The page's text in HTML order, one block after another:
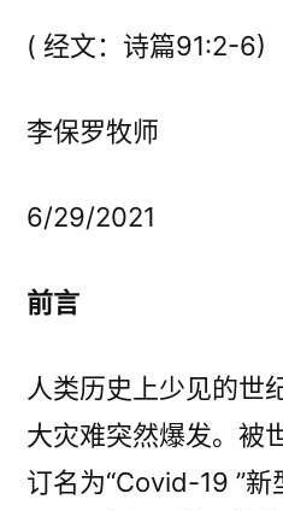
( 经文：诗篇91:2-6)
李保罗牧师
6/29/2021
前言
人类历史上少见的世
大灾难突然爆发。被
订名为“Covid-19 ”新